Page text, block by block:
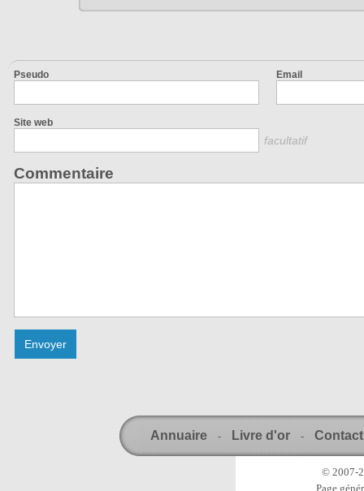
Pseudo Email
Site web
facultatif
Commentaire
Annuaire - Livre d'or - Contact
© 2007-
Page